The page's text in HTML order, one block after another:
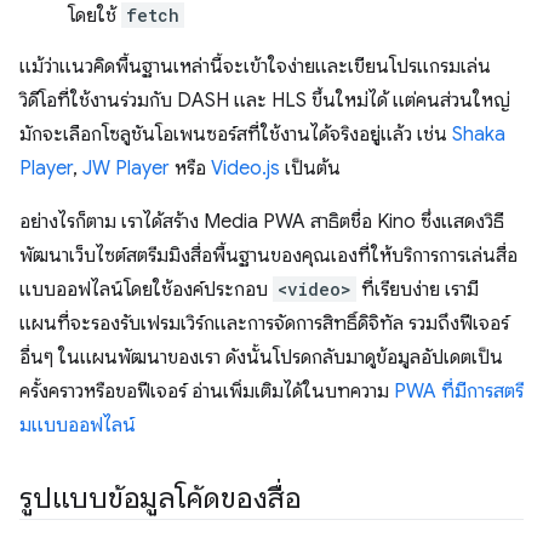
โดยใช้ fetch
แม้ว่าแนวคิดพื้นฐานเหล่านี้จะเข้าใจง่ายและเขียนโปรแกรมเล่น
วิดีโอที่ใช้งานร่วมกับ DASH และ HLS ขึ้นใหม่ได้ แต่คนส่วนใหญ่
มักจะเลือกโซลูชันโอเพนซอร์สที่ใช้งานได้จริงอยู่แล้ว เช่น Shaka
Player, JW Player หรือ Video.js เป็นต้น
อย่างไรก็ตาม เราได้สร้าง Media PWA สาธิตชื่อ Kino ซึ่งแสดงวิธี
พัฒนาเว็บไซต์สตรีมมิงสื่อพื้นฐานของคุณเองที่ให้บริการการเล่นสื่อ
แบบออฟไลน์โดยใช้องค์ประกอบ <video> ที่เรียบง่าย เรามี
แผนที่จะรองรับเฟรมเวิร์กและการจัดการสิทธิ์ดิจิทัล รวมถึงฟีเจอร์
อื่นๆ ในแผนพัฒนาของเรา ดังนั้นโปรดกลับมาดูข้อมูลอัปเดตเป็น
ครั้งคราวหรือขอฟีเจอร์ อ่านเพิ่มเติมได้ในบทความ PWA ที่มีการสตรี
มแบบออฟไลน์
รูปแบบข้อมูลโค้ดของสื่อ